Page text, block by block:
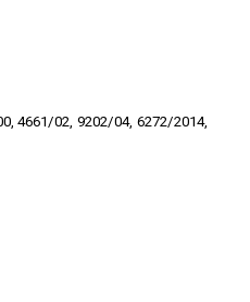
4661/02, 9202/04, 6272/2014,